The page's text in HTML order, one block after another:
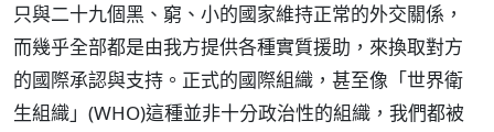
只與二十九個黑、窮、小的國家維持正常的外交關係，
而幾乎全部都是由我方提供各種實質援助，來換取對方
的國際承認與支持。正式的國際組織，甚至像「世界衛
生組織」(WHO)這種並非十分政治性的組織，我們都被